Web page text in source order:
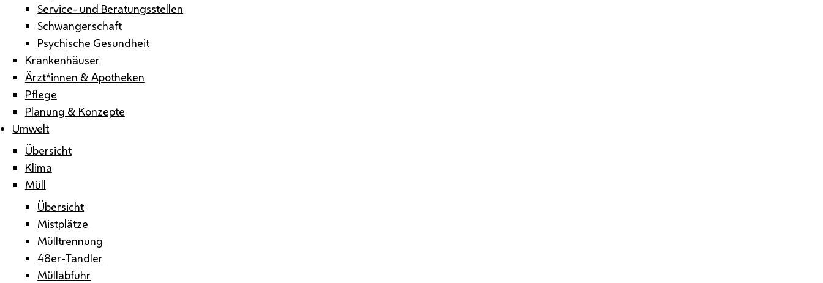
Service- und Beratungsstellen
Schwangerschaft
Psychische Gesundheit
Krankenhäuser
Ärzt*innen & Apotheken
Pflege
Planung & Konzepte
Umwelt
Übersicht
Klima
Müll
Übersicht
Mistplätze
Mülltrennung
48er-Tandler
Müllabfuhr